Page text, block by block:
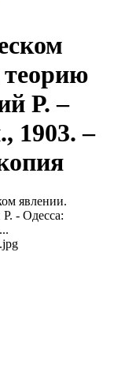
теорию
Р. –
1903. –
явлении.
- Одесса: